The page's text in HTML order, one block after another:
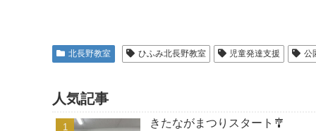
北長野教室 ひふみ北長野教室 児童発達支援 公
人気記事
きたながまつりスタート🎐